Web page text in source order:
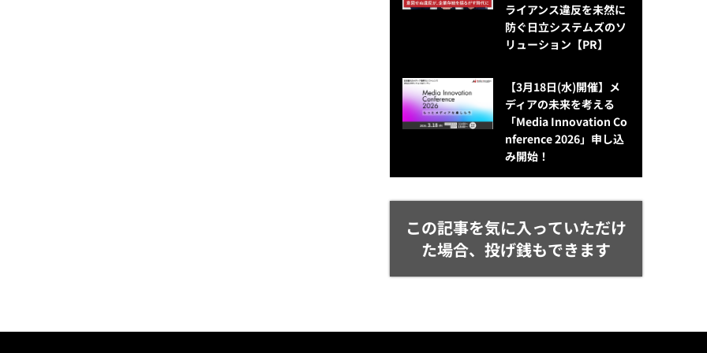
ライアンス違反を未然に
防ぐ日立システムズのソ
リューション​【PR】
【3月18日(水)開催】メ
ディアの未来を考える
「Media Innovation Co
nference 2026」申し込
み開始！
この記事を気に入っていただけ
た場合、投げ銭もできます